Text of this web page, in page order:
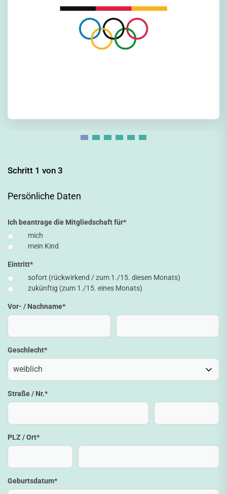
Schritt 1 von 3
Persönliche Daten
Ich beantrage die Mitgliedschaft für*
mich
mein Kind
Eintritt*
sofort (rückwirkend / zum 1./15. diesen Monats)
zukünftig (zum 1./15. eines Monats)
Vor- / Nachname*
Geschlecht*
Straße / Nr.*
PLZ / Ort*
Geburtsdatum*